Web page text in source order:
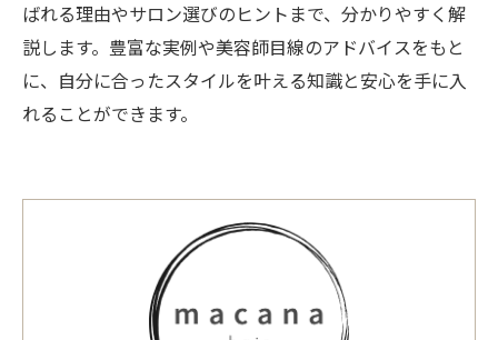
ばれる理由やサロン選びのヒントまで、分かりやすく解
説します。豊富な実例や美容師目線のアドバイスをもと
に、自分に合ったスタイルを叶える知識と安心を手に入
れることができます。